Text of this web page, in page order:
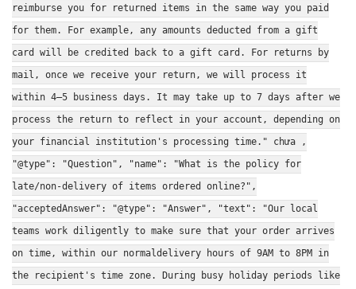
reimburse you for returned items in the same way you paid
for them. For example, any amounts deducted from a gift
card will be credited back to a gift card. For returns by
mail, once we receive your return, we will process it
within 4–5 business days. It may take up to 7 days after we
process the return to reflect in your account, depending on
your financial institution's processing time." chưa ,
"@type": "Question", "name": "What is the policy for
late/non-delivery of items ordered online?",
"acceptedAnswer": "@type": "Answer", "text": "Our local
teams work diligently to make sure that your order arrives
on time, within our normaldelivery hours of 9AM to 8PM in
the recipient's time zone. During busy holiday periods like